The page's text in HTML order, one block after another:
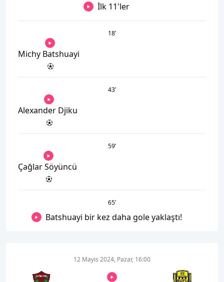
İlk 11'ler
18’
Michy Batshuayi
43’
Alexander Djiku
59’
Çağlar Söyüncü
65’
Batshuayi bir kez daha gole yaklaştı!
12 Mayıs 2024, Pazar, 16:00